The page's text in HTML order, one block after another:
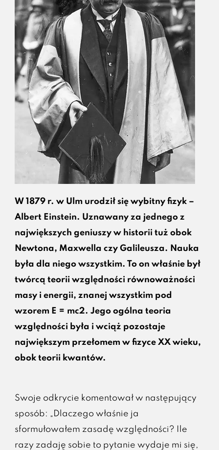
W 1879 r. w Ulm urodził się wybitny fizyk –
Albert Einstein. Uznawany za jednego z
największych geniuszy w historii tuż obok
Newtona, Maxwella czy Galileusza. Nauka
była dla niego wszystkim. To on właśnie był
twórcą teorii względności równoważności
masy i energii, znanej wszystkim pod
wzorem E = mc2. Jego ogólna teoria
względności była i wciąż pozostaje
największym przełomem w fizyce XX wieku,
obok teorii kwantów.
Swoje odkrycie komentował w następujący
sposób: „Dlaczego właśnie ja
sformułowałem zasadę względności? Ile
razy zadaję sobie to pytanie wydaje mi się,